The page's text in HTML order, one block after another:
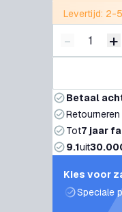
Levertijd: 2-
Verminder
- +
Betaal
Tot7 jaar
9.1uit
Kies voor
Speciale